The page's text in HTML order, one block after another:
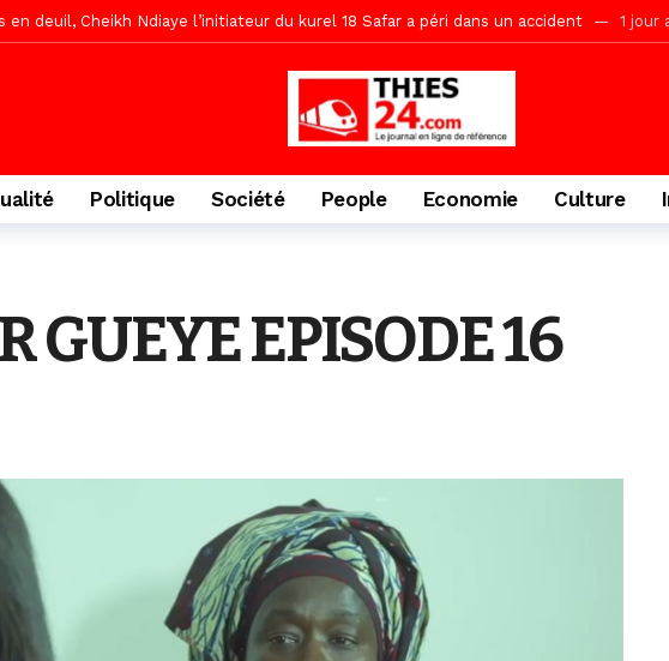
en deuil, Cheikh Ndiaye l’initiateur du kurel 18 Safar a péri dans un accident 1 jour
Abdoulaye Yakhine, le Comité d’organisation dévoile ses priorités
Aïdara Diamaguène Nimzath Thiès, mesures annoncées pour une réussite
Seydi El Hadji Malick Sy reçoit ses premiers malades lundi 10 Août 2 jours ago
: l’alternative sénégalaise ne peut se réduire au seul libéralisme (Lamine Diouck
le train a transporté 9.651 passagers, l’équivalent de 600 minibus 17 heures ago
Politique Société People Economie Culture
GUEYE EPISODE 16